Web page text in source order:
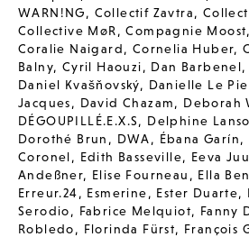
WARN!NG, Collectif Zavtra,
Collective MøR,Compagnie Moost
Coralie Naigard, Cornelia Huber,
Balny, Cyril Haouzi, Dan Barbenel,
Daniel Kvašňovský, Danielle Le
Jacques, David Chazam, Deborah
DÉGOUPILLÉ.E.X.S, Delphine
Dorothé Brun , DWA, Ébana Garín,
Coronel, Edith Basseville, Eeva
Andeßner, Elise Fourneau , Ella
Erreur.24, Esmerine, Ester Duarte,
Serodio, Fabrice Melquiot, Fanny
Robledo, Florinda Fürst, François